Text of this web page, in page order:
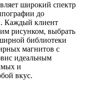
широкий спектр
до
Каждый клиент
рисунком, выбрать
библиотеки
магнитов с
идеальным
и
вкус.